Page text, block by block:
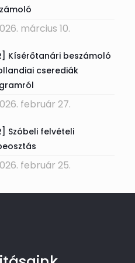
március 10.
Kísérőtanári beszámoló
cserediák
február 27.
Szóbeli felvételi
február 25.